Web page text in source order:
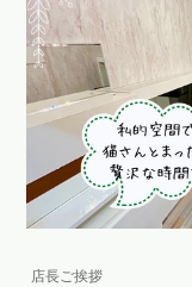
店長ご挨拶